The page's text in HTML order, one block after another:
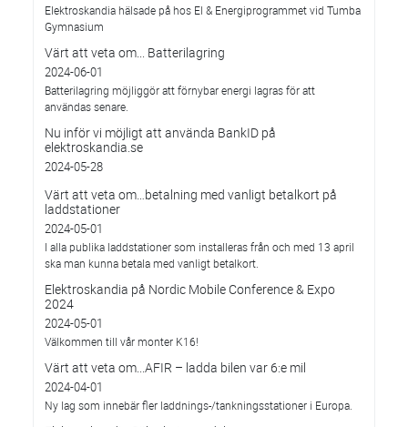
Elektroskandia hälsade på hos El & Energiprogrammet vid Tumba
Gymnasium
Värt att veta om... Batterilagring
2024-06-01
Batterilagring möjliggör att förnybar energi lagras för att
användas senare.
Nu inför vi möjligt att använda BankID på
elektroskandia.se
2024-05-28
Värt att veta om…betalning med vanligt betalkort på
laddstationer
2024-05-01
I alla publika laddstationer som installeras från och med 13 april
ska man kunna betala med vanligt betalkort.
Elektroskandia på Nordic Mobile Conference & Expo
2024
2024-05-01
Välkommen till vår monter K16!
Värt att veta om...AFIR – ladda bilen var 6:e mil
2024-04-01
Ny lag som innebär fler laddnings-/tankningsstationer i Europa.